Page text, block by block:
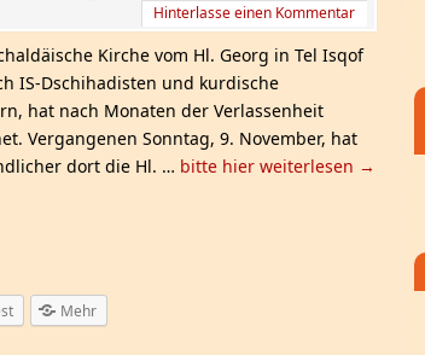
Hinterlasse einen Kommentar
Kirche vom Hl. Georg in Tel Isqof
IS-Dschihadisten und kurdische
hat nach Monaten der Verlassenheit
Vergangenen Sonntag, 9. November, hat
dort die Hl. … bitte hier weiterlesen →
Mehr